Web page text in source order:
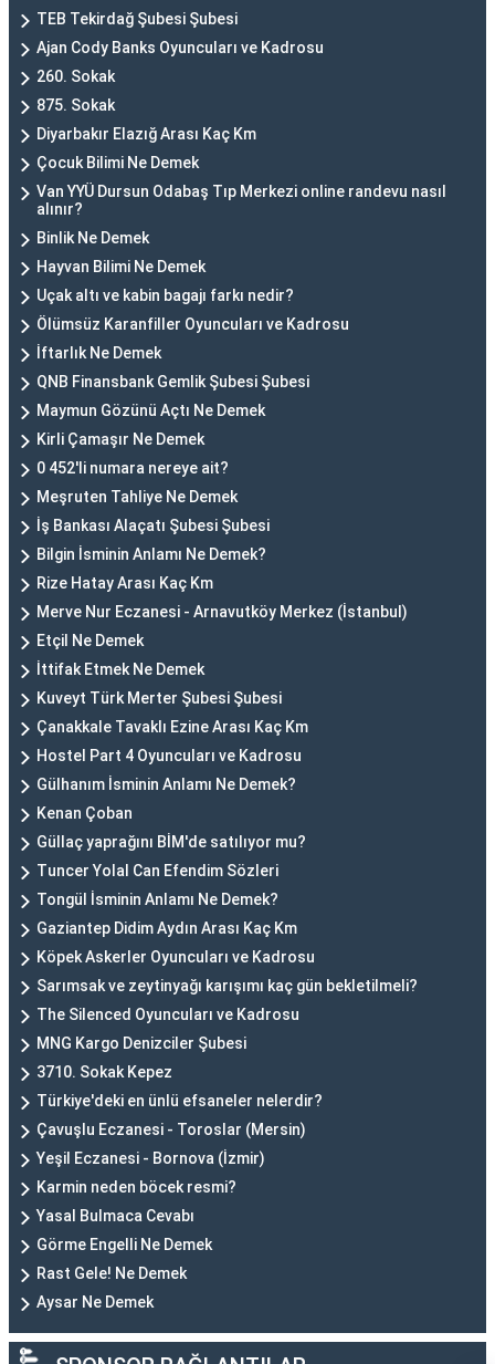
TEB Tekirdağ Şubesi Şubesi
Ajan Cody Banks Oyuncuları ve Kadrosu
260. Sokak
875. Sokak
Diyarbakır Elazığ Arası Kaç Km
Çocuk Bilimi Ne Demek
Van YYÜ Dursun Odabaş Tıp Merkezi online randevu nasıl
alınır?
Binlik Ne Demek
Hayvan Bilimi Ne Demek
Uçak altı ve kabin bagajı farkı nedir?
Ölümsüz Karanfiller Oyuncuları ve Kadrosu
İftarlık Ne Demek
QNB Finansbank Gemlik Şubesi Şubesi
Maymun Gözünü Açtı Ne Demek
Kirli Çamaşır Ne Demek
0 452'li numara nereye ait?
Meşruten Tahliye Ne Demek
İş Bankası Alaçatı Şubesi Şubesi
Bilgin İsminin Anlamı Ne Demek?
Rize Hatay Arası Kaç Km
Merve Nur Eczanesi - Arnavutköy Merkez (İstanbul)
Etçil Ne Demek
İttifak Etmek Ne Demek
Kuveyt Türk Merter Şubesi Şubesi
Çanakkale Tavaklı Ezine Arası Kaç Km
Hostel Part 4 Oyuncuları ve Kadrosu
Gülhanım İsminin Anlamı Ne Demek?
Kenan Çoban
Güllaç yaprağını BİM'de satılıyor mu?
Tuncer Yolal Can Efendim Sözleri
Tongül İsminin Anlamı Ne Demek?
Gaziantep Didim Aydın Arası Kaç Km
Köpek Askerler Oyuncuları ve Kadrosu
Sarımsak ve zeytinyağı karışımı kaç gün bekletilmeli?
The Silenced Oyuncuları ve Kadrosu
MNG Kargo Denizciler Şubesi
3710. Sokak Kepez
Türkiye'deki en ünlü efsaneler nelerdir?
Çavuşlu Eczanesi - Toroslar (Mersin)
Yeşil Eczanesi - Bornova (İzmir)
Karmin neden böcek resmi?
Yasal Bulmaca Cevabı
Görme Engelli Ne Demek
Rast Gele! Ne Demek
Aysar Ne Demek